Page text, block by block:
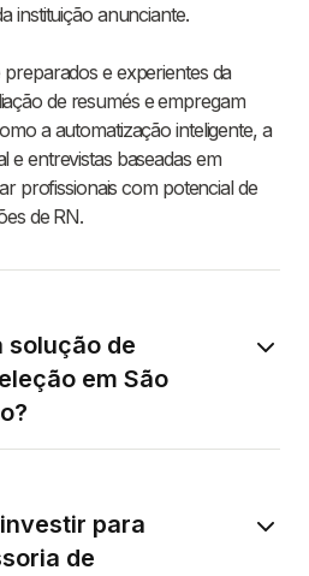
instituição anunciante.
e experientes da
de resumés e empregam
a automatização inteligente, a
e entrevistas baseadas em
profissionais com potencial de
de RN.
solução de
em São
para
de